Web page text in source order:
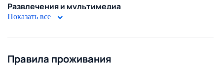
Развлечения и мультимедиа
Камин
Телевизор
Кабельное ТВ
Показать все
Правила проживания